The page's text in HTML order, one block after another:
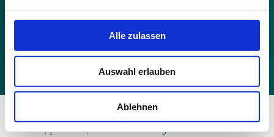
Alle zulassen
Auswahl erlauben
Ablehnen
KontaktImpressumDatenschutzerklärung